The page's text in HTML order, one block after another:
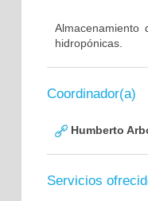
hidropónicas.
Coordinador(a)
Humberto
Servicios